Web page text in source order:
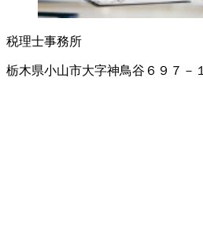
税理士事務所
栃木県小山市大字神鳥谷６９７－１